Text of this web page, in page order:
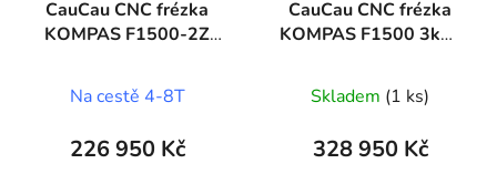
CauCau CNC frézka
KOMPAS F1500-2Z
Na cestě 4-8T
226 950 Kč
CauCau CNC frézka
KOMPAS F1500 3kW
Skladem (1 ks)
328 950 Kč